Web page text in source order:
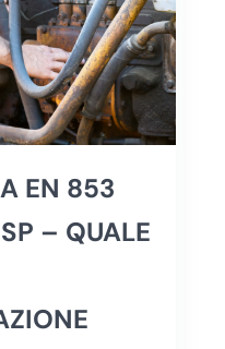
EN 853
– QUALE